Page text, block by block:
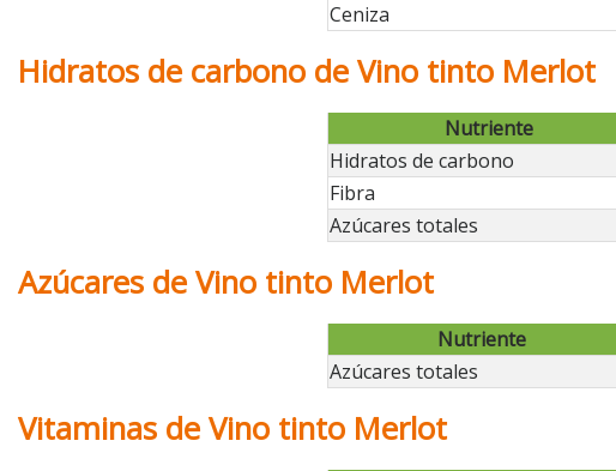
Ceniza
Hidratos de carbono de Vino tinto Merlot
Nutriente
Hidratos de carbono
Fibra
Azúcares totales
Azúcares de Vino tinto Merlot
Nutriente
Azúcares totales
Vitaminas de Vino tinto Merlot